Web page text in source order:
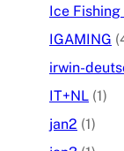
Ice Fishing
IGAMING
irwin-
IT+NL (1)
jan2 (1)